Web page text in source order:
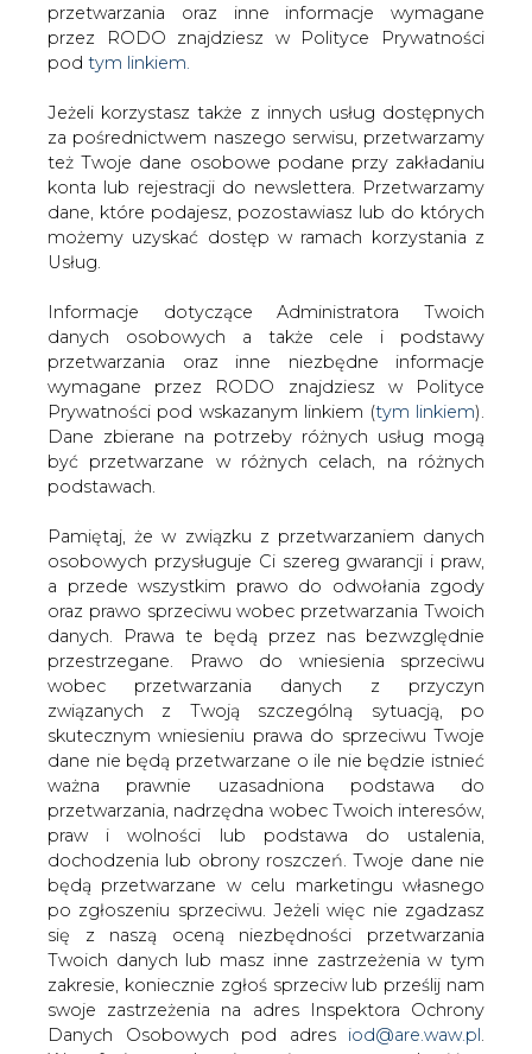
Jeżeli korzystasz także z innych usług dostępnych
za pośrednictwem naszego serwisu, przetwarzamy
też Twoje dane osobowe podane przy zakładaniu
dane, które podajesz, pozostawiasz lub do których
możemy uzyskać dostęp w ramach korzystania z
Usług.
Informacje dotyczące Administratora Twoich
danych osobowych a także cele i podstawy
przetwarzania oraz inne niezbędne informacje
Prywatności pod wskazanym linkiem (tym linkiem).
Dane zbierane na potrzeby różnych usług mogą
być przetwarzane w różnych celach, na różnych
podstawach.
Pamiętaj, że w związku z przetwarzaniem danych
osobowych przysługuje Ci szereg gwarancji i praw,
a przede wszystkim prawo do odwołania zgody
danych. Prawa te będą przez nas bezwzględnie
przestrzegane. Prawo do wniesienia sprzeciwu
wobec przetwarzania danych z przyczyn
związanych z Twoją szczególną sytuacją, po
skutecznym wniesieniu prawa do sprzeciwu Twoje
dane nie będą przetwarzane o ile nie będzie istnieć
ważna prawnie uzasadniona podstawa do
przetwarzania, nadrzędna wobec Twoich interesów,
praw i wolności lub podstawa do ustalenia,
dochodzenia lub obrony roszczeń. Twoje dane nie
będą przetwarzane w celu marketingu własnego
po zgłoszeniu sprzeciwu. Jeżeli więc nie zgadzasz
się z naszą oceną niezbędności przetwarzania
Twoich danych lub masz inne zastrzeżenia w tym
zakresie, koniecznie zgłoś sprzeciw lub prześlij nam
swoje zastrzeżenia na adres Inspektora Ochrony
Danych Osobowych pod adresiod@are.waw.pl.
Wycofanie zgody nie wpływa na zgodność z
prawem przetwarzania dokonanego przed jej
wycofaniem.
Strona główna /
SERWIS INFORMACYJNY CIRE
/ Spory dot. służebności przesyłu wciąż trafiają do
2018-09-18 00:00
drukuj
skomentuj
udostępnij:
Spory dot. służebności przesyłu
Do Sądu Najwyższego wciąż trafiają
kolejne sprawy związane z
ustanowieniem służebności przesyłu.
Wiele z nich dotyczy tego, od kiedy
liczyć początek biegu zasiedzenia -
czytamy w "Gazecie Prawnej".
Gazeta zwraca uwagę, że pomimo iż w 2008 r.
wprowadzono do kodeksu cywilnego art. 3051
umożliwiający właścicielom gruntów, przez które
przebiegają elementy infrastruktury przesyłowej lub
dystrybucyjnej energii elektrycznej, gazu lub ciepła,
uzyskiwanie wynagrodzenia od przedsiębiorstw
energetycznych z tytułu udostępniania pod nie terenu,
wciąż trwają spory w tym zakresie.